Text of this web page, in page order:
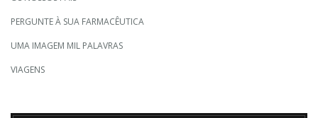
PERGUNTE À SUA FARMACÊUTICA
UMA IMAGEM MIL PALAVRAS
VIAGENS